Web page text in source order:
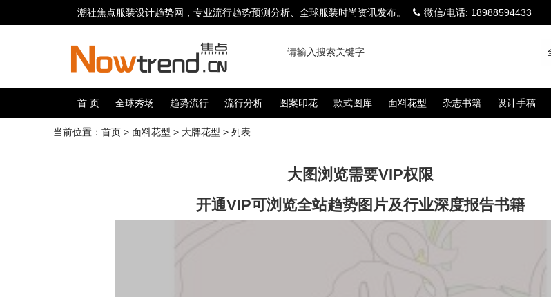
潮社焦点服装设计趋势网，专业流行趋势预测分析、全球服装时尚资讯发布。 微信/电话: 18988594433
首 页 全球秀场 趋势流行 流行分析 图案印花 款式图库 面料花型 杂志书籍 设计手稿
当前位置： 首页 > 面料花型 > 大牌花型 > 列表
大图浏览需要VIP权限
开通VIP可浏览全站趋势图片及行业深度报告书籍